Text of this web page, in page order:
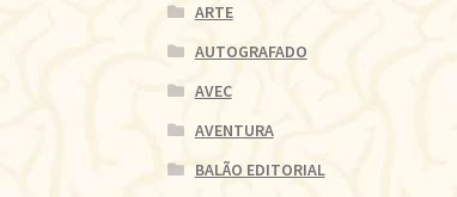
ARTE
AUTOGRAFADO
AVEC
AVENTURA
BALÃO EDITORIAL